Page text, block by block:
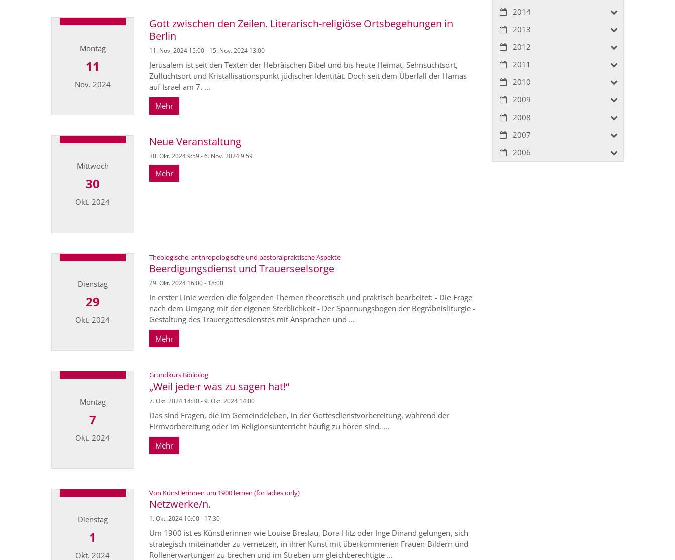
Montag
11
Nov. 2024
Gott zwischen den Zeilen. Literarisch-religiöse Ortsbegehungen in
Berlin
11. Nov. 2024 15:00 - 15. Nov. 2024 13:00
Jerusalem ist seit den Texten der Hebräischen Bibel und bis heute Heimat, Sehnsuchtsort,
Zufluchtsort und Kristallisationspunkt jüdischer Identität. Doch seit dem Überfall der Hamas
auf Israel am 7. ...
Mehr
Mittwoch
30
Okt. 2024
Neue Veranstaltung
30. Okt. 2024 9:59 - 6. Nov. 2024 9:59
Mehr
Dienstag
29
Okt. 2024
Theologische, anthropologische und pastoralpraktische Aspekte:
Beerdigungsdienst und Trauerseelsorge
29. Okt. 2024 16:00 - 18:00
In erster Linie werden die folgenden Themen theoretisch und praktisch bearbeitet: - Die Frage
nach dem Umgang mit der eigenen Sterblichkeit - Der Spannungsbogen der Begräbnisliturgie -
Gestaltung des Trauergottesdienstes mit Ansprachen und ...
Mehr
Montag
7
Okt. 2024
Grundkurs Bibliolog:
„Weil jede·r was zu sagen hat!“
7. Okt. 2024 14:30 - 9. Okt. 2024 14:00
Das sind Fragen, die im Gemeindeleben, in der Gottesdienstvorbereitung, während der
Firmvorbereitung oder im Religionsunterricht häufig zu hören sind. ...
Mehr
Dienstag
1
Okt. 2024
Von Künstlerinnen um 1900 lernen (for ladies only):
Netzwerke/n.
1. Okt. 2024 10:00 - 17:30
Um 1900 ist es Künstlerinnen wie Louise Breslau, Dora Hitz oder Inge Dinand gelungen, sich
strategisch miteinander zu vernetzen, in ihrer Kunst mit überkommenen Frauen-Bildern und
Rollenerwartungen zu brechen und im Streben um gleichberechtigte ...
2014
2013
2012
2011
2010
2009
2008
2007
2006